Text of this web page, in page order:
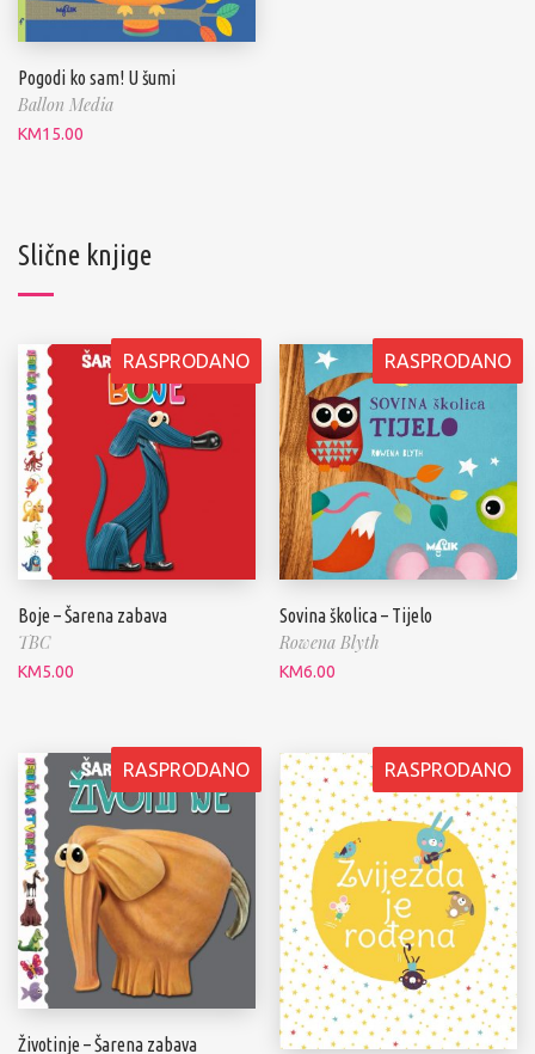
Pogodi ko sam! U šumi
Ballon Media
KM15.00
Slične knjige
RASPRODANO
Boje – Šarena zabava
TBC
KM5.00
RASPRODANO
Sovina školica – Tijelo
Rowena Blyth
KM6.00
RASPRODANO
Životinje – Šarena zabava
RASPRODANO